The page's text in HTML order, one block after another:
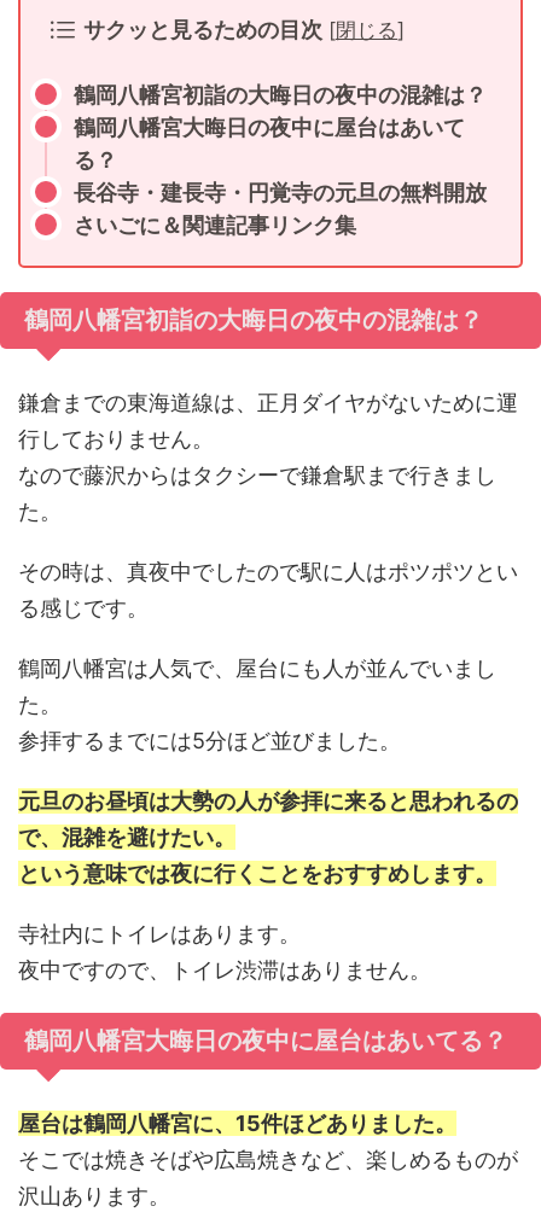
サクッと見るための目次 [閉じる]
鶴岡八幡宮初詣の大晦日の夜中の混雑は？
鶴岡八幡宮大晦日の夜中に屋台はあいて
る？
長谷寺・建長寺・円覚寺の元旦の無料開放
さいごに＆関連記事リンク集
鶴岡八幡宮初詣の大晦日の夜中の混雑は？
鎌倉までの東海道線は、正月ダイヤがないために運
行しておりません。
なので藤沢からはタクシーで鎌倉駅まで行きまし
た。
その時は、真夜中でしたので駅に人はポツポツとい
る感じです。
鶴岡八幡宮は人気で、屋台にも人が並んでいまし
た。
参拝するまでには5分ほど並びました。
元旦のお昼頃は大勢の人が参拝に来ると思われるの
で、混雑を避けたい。
という意味では夜に行くことをおすすめします。
寺社内にトイレはあります。
夜中ですので、トイレ渋滞はありません。
鶴岡八幡宮大晦日の夜中に屋台はあいてる？
屋台は鶴岡八幡宮に、15件ほどありました。
そこでは焼きそばや広島焼きなど、楽しめるものが
沢山あります。